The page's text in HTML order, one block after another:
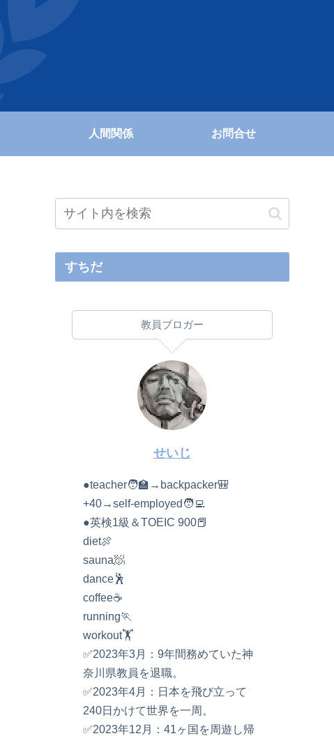
人間関係 お問合せ
すちだ
教員ブロガー
せいじ
●teacher🧑‍🏫→backpacker🎒
+40→self-employed🧑‍💻
●英検1級＆TOEIC 900📕
diet🍖
sauna🧖
dance🕺
coffee☕️
running🏃
workout🏋️
✅2023年3月：9年間務めていた神
奈川県教員を退職。
✅2023年4月：日本を飛び立って
240日かけて世界を一周。
✅2023年12月：41ヶ国を周遊し帰